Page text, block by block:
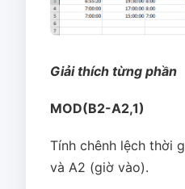
Giải thích từng phần
MOD(B2-A2,1)
Tính chênh lệch thời
và A2 (giờ vào).